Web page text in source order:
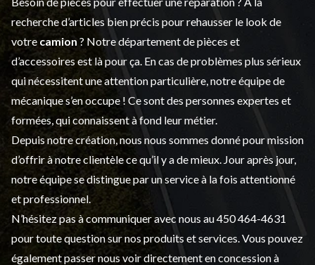
recherche d’articles bien précis pour rehausser le look de
votre camion ? Notre département depièces et
d’accessoiresest là pour ça. En cas de problèmes plus sérieux
qui nécessitent une attention particulière, notre équipe de
mécanique s’en occupe ! Ce sont des personnes expertes et
formées, qui connaissent à fond leur métier.
Depuis notre création, nous nous sommes donné pour mission
d’offrir à notre clientèle ce qu’il y a de mieux. Jour après jour,
notre équipe se distingue par un service à la fois attentionné
et professionnel.
N’hésitez pas à communiquer avec nous au450 464-4631
pour toute question sur nos produits et services. Vous pouvez
également passer nous voir directement en concession à